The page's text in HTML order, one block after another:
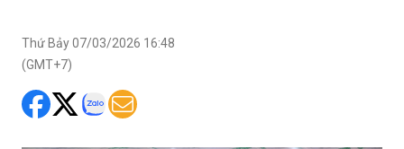
Thứ Bảy 07/03/2026 16:48
(GMT+7)